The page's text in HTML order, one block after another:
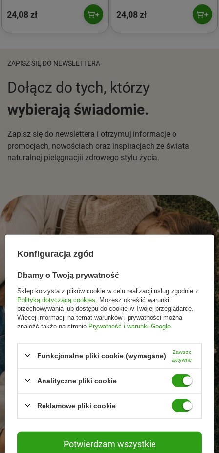
24,08 zł 24,08 zł
ZAPISZ SIĘ DO NEWSLETTERA
Dołącz do tych, którzy
wybierają świadomie.
Zapisz się do newslettera i otrzymuj informacje o
promocjach, nowościach oraz inspiracjach ze świata
naturalnej pielęgnacjii zdrowego stylu życia.
Promocje tylko dla
Nowości przed
Rezygnacja w każdej
chwili
Konfiguracja zgód
Dbamy o Twoją prywatność
Sklep korzysta z plików cookie w celu realizacji usług zgodnie z
Polityką dotyczącą cookies . Możesz określić warunki
przechowywania lub dostępu do cookie w Twojej przeglądarce.
Więcej informacji na temat warunków i prywatności można
znaleźć także na stronie Prywatność i warunki Google
Funkcjonalne pliki cookie (wymagane)
Zawsze
aktywne
Analityczne pliki cookie
Reklamowe pliki cookie
Potwierdzam wszystkie